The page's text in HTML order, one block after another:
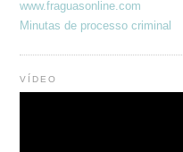
www.fraguasonline.com
Minutas de processo criminal
VÍDEO